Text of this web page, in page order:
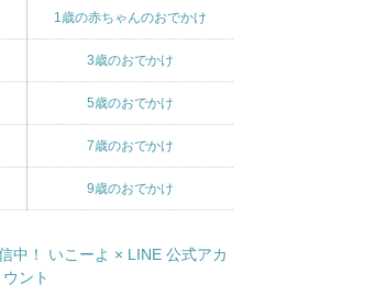
1歳の赤ちゃんのおでかけ
3歳のおでかけ
5歳のおでかけ
7歳のおでかけ
9歳のおでかけ